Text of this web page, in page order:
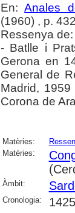
En:Anales
(1960) , p.
Ressenya de:
- Batlle i
Gerona en
General de
Madrid,
Corona de
Matèries:
Matèries:
Àmbit:
Cronologia: 1425